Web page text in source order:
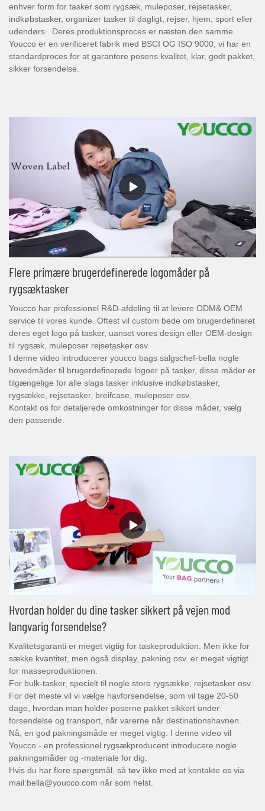
enhver form for tasker som rygsæk, muleposer, rejsetasker,
indkøbstasker, organizer tasker til dagligt, rejser, hjem, sport eller
udendørs . Deres produktionsproces er næsten den samme.
Youcco er en verificeret fabrik med BSCI OG ISO 9000, vi har en
standardproces for at garantere posens kvalitet, klar, godt pakket,
sikker forsendelse.
Flere primære brugerdefinerede logomåder på
rygsæktasker
Youcco har professionel R&D-afdeling til at levere ODM& OEM
service til vores kunde. Oftest vil custom bede om brugerdefineret
deres eget logo på tasker, uanset vores design eller OEM-design
til rygsæk, muleposer rejsetasker osv.
I denne video introducerer youcco bags salgschef-bella nogle
hovedmåder til brugerdefinerede logoer på tasker, disse måder er
tilgængelige for alle slags tasker inklusive indkøbstasker,
rygsække, rejsetasker, breifcase, muleposer osv.
Kontakt os for detaljerede omkostninger for disse måder, vælg
den passende.
Hvordan holder du dine tasker sikkert på vejen mod
langvarig forsendelse?
Kvalitetsgaranti er meget vigtig for taskeproduktion. Men ikke for
sække kvantitet, men også display, pakning osv. er meget vigtigt
for masseproduktionen.
For bulk-tasker, specielt til nogle store rygsække, rejsetasker osv.
For det meste vil vi vælge havforsendelse, som vil tage 20-50
dage, hvordan man holder poserne pakket sikkert under
forsendelse og transport, når varerne når destinationshavnen.
Nå, en god pakningsmåde er meget vigtig. I denne video vil
Youcco - en professionel rygsækproducent introducere nogle
pakningsmåder og -materiale for dig.
Hvis du har flere spørgsmål, så tøv ikke med at kontakte os via
mail:bella@youcco.com når som helst.